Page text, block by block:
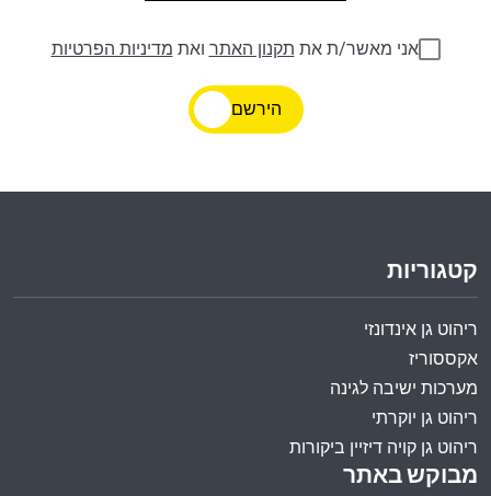
אני מאשר/ת את תקנון האתר ואת מדיניות הפרטיות
הירשם
מבוקש באתר
קטגוריות
ריהוט גן אינדונזי
אקססוריז
מערכות ישיבה לגינה
ריהוט גן יוקרתי
ריהוט גן קויה דיזיין ביקורות